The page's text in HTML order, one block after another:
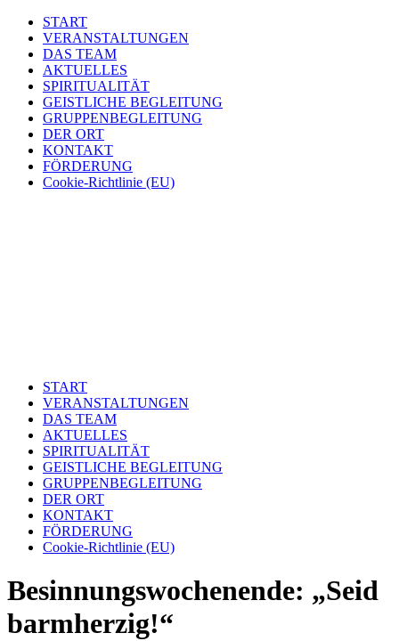
START
VERANSTALTUNGEN
DAS TEAM
AKTUELLES
SPIRITUALITÄT
GEISTLICHE BEGLEITUNG
GRUPPENBEGLEITUNG
DER ORT
KONTAKT
FÖRDERUNG
Cookie-Richtlinie (EU)
START
VERANSTALTUNGEN
DAS TEAM
AKTUELLES
SPIRITUALITÄT
GEISTLICHE BEGLEITUNG
GRUPPENBEGLEITUNG
DER ORT
KONTAKT
FÖRDERUNG
Cookie-Richtlinie (EU)
Besinnungswochenende: „Seid
barmherzig!“